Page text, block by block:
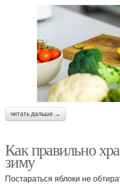
читать дальше →
Как правильно
зиму
Постараться яблоки не